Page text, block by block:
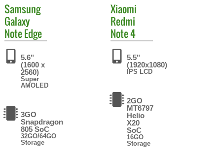
Samsung
Galaxy
Note Edge
5.6"
(1600 x
2560)
Super
AMOLED
3GO
Snapdragon
805 SoC
32GO/64GO
Storage
Xiaomi
Redmi
Note 4
5.5"
(1920x1080)
IPS LCD
2GO
MT6797
Helio
X20
SoC
16GO
Storage